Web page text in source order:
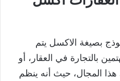
بصيغة الاكسل يتم
بالتجارة في العقار، أو
المجال، حيث أنه ينظم